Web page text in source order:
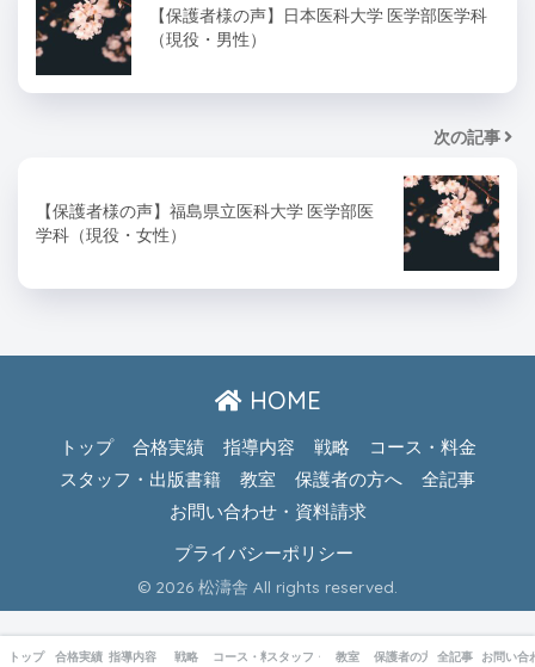
【保護者様の声】日本医科大学 医学部医学科
（現役・男性）
次の記事
【保護者様の声】福島県立医科大学 医学部医
学科（現役・女性）
HOME
トップ 合格実績 指導内容 戦略
コース・料金
スタッフ・出版書籍
教室 保護者の方へ
全記事
お問い合わせ・資料請求
プライバシーポリシー
© 2026 松濤舎 All rights reserved.
トップ 合格実績 指導内容 戦略 コース・料金スタッフ・出版書籍
教室 保護者の方へ全記事 お問い合